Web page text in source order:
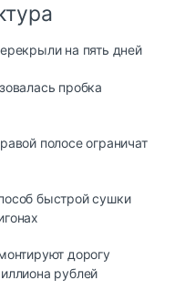
на пять дней
пробка
полосе ограничат
быстрой сушки
дорогу
рублей